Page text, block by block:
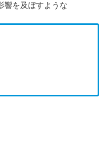
響を及ぼすような